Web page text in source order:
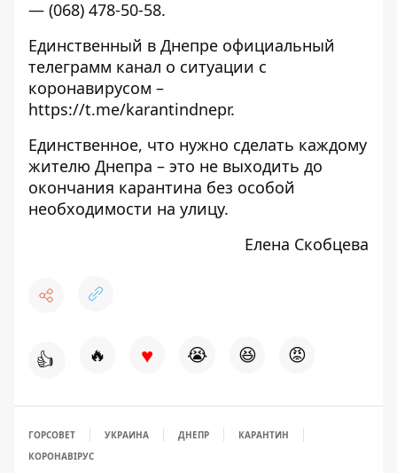
— (068) 478-50-58.
Единственный в Днепре официальный
телеграмм канал о ситуации с
коронавирусом –
https://t.me/karantindnepr.
Единственное, что нужно сделать каждому
жителю Днепра – это не выходить до
окончания карантина без особой
необходимости на улицу.
Елена Скобцева
👍 🔥 ♥ 😭 😆 😡
ГОРСОВЕТ УКРАИНА ДНЕПР
КАРАНТИН
КОРОНАВІРУС